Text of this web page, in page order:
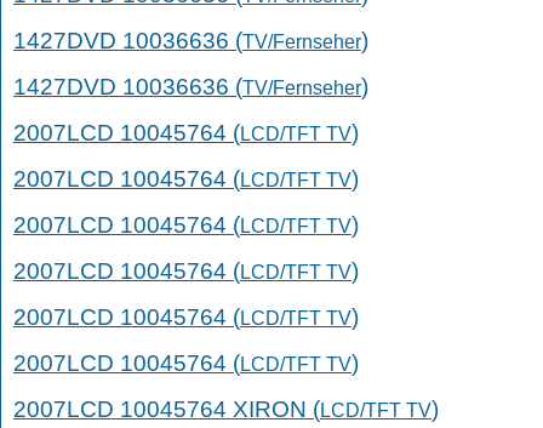
1427DVD 10036636 (TV/Fernseher)
1427DVD 10036636 (TV/Fernseher)
2007LCD 10045764 (LCD/TFT TV)
2007LCD 10045764 (LCD/TFT TV)
2007LCD 10045764 (LCD/TFT TV)
2007LCD 10045764 (LCD/TFT TV)
2007LCD 10045764 (LCD/TFT TV)
2007LCD 10045764 (LCD/TFT TV)
2007LCD 10045764 XIRON (LCD/TFT TV)